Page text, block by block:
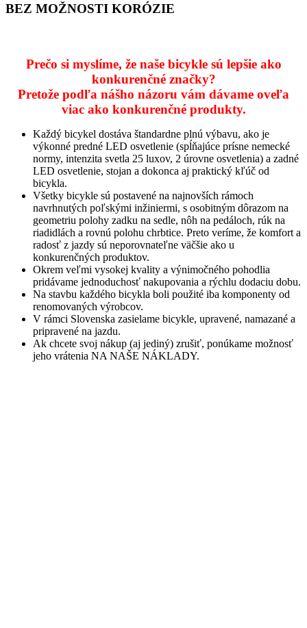
BEZ MOŽNOSTI KORÓZIE
Prečo si myslíme, že naše bicykle sú lepšie ako
konkurenčné značky?
Pretože podľa nášho názoru vám dávame oveľa
viac ako konkurenčné produkty.
Každý bicykel dostáva štandardne plnú výbavu, ako je
výkonné predné LED osvetlenie (spĺňajúce prísne nemecké
normy, intenzita svetla 25 luxov, 2 úrovne osvetlenia) a zadné
LED osvetlenie, stojan a dokonca aj praktický kľúč od
bicykla.
Všetky bicykle sú postavené na najnovších rámoch
navrhnutých poľskými inžiniermi, s osobitným dôrazom na
geometriu polohy zadku na sedle, nôh na pedáloch, rúk na
riadidlách a rovnú polohu chrbtice. Preto veríme, že komfort a
radosť z jazdy sú neporovnateľne väčšie ako u
konkurenčných produktov.
Okrem veľmi vysokej kvality a výnimočného pohodlia
pridávame jednoduchosť nakupovania a rýchlu dodaciu dobu.
Na stavbu každého bicykla boli použité iba komponenty od
renomovaných výrobcov.
V rámci Slovenska zasielame bicykle, upravené, namazané a
pripravené na jazdu.
Ak chcete svoj nákup (aj jediný) zrušiť, ponúkame možnosť
jeho vrátenia NA NAŠE NÁKLADY.